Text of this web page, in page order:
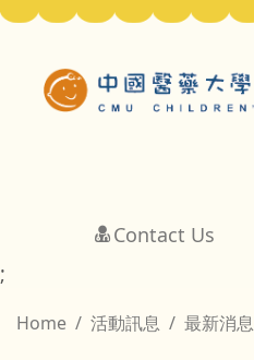
Contact Us
;
Home 活動訊息 最新消息